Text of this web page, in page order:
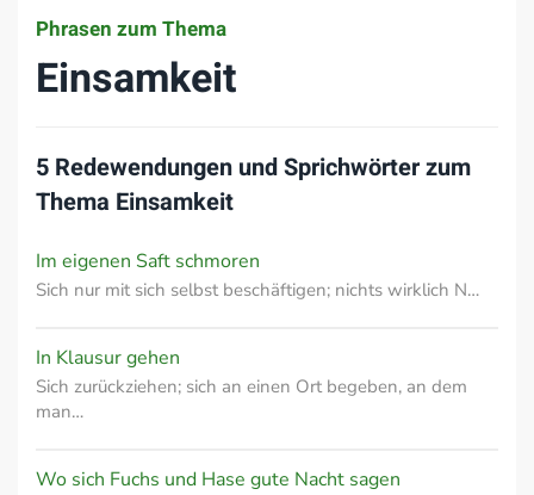
Phrasen zum Thema
Einsamkeit
5 Redewendungen und Sprichwörter zum
Thema Einsamkeit
Im eigenen Saft schmoren
Sich nur mit sich selbst beschäftigen; nichts wirklich N…
In Klausur gehen
Sich zurückziehen; sich an einen Ort begeben, an dem
man…
Wo sich Fuchs und Hase gute Nacht sagen